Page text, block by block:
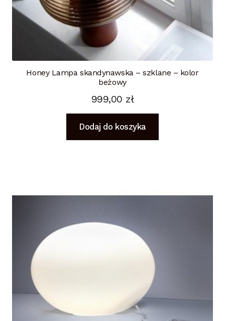
Honey Lampa skandynawska – szklane – kolor
beżowy
999,00 zł
Dodaj do koszyka